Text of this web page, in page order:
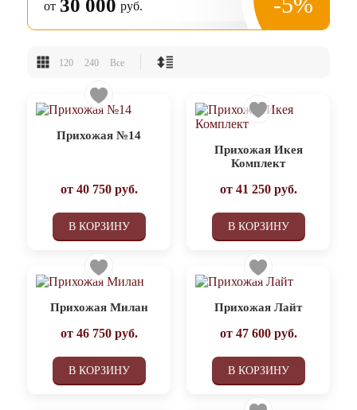
от 30 000 руб.
120 240 Все
Прихожая №14
от 40 750руб.
В КОРЗИНУ
Прихожая Икея
Комплект
от 41 250руб.
В КОРЗИНУ
Прихожая Милан
от 46 750руб.
В КОРЗИНУ
Прихожая Лайт
от 47 600руб.
В КОРЗИНУ